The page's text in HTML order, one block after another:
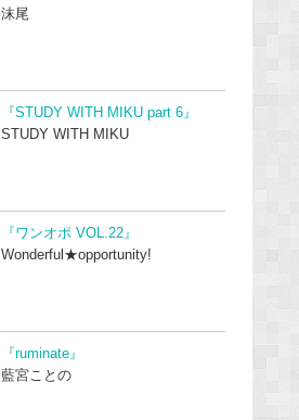
沫尾
『STUDY WITH MIKU part 6』
STUDY WITH MIKU
『ワンオポ VOL.22』
Wonderful★opportunity!
『ruminate』
藍宮ことの